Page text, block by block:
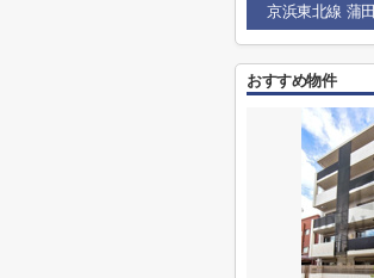
京浜東北線 蒲田
おすすめ物件